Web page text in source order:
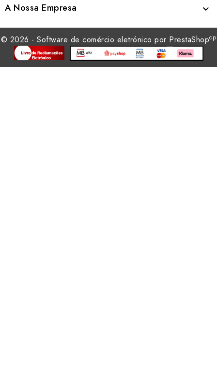
A Nossa Empresa 
© 2026 - Software de comércio eletrónico por PrestaShopcp